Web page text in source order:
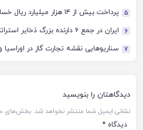
5 پرداخت بیش از ۱۴ هزار میلیارد ریال خسارت خودروهای جنگ
6 ایران در جمع ۶ دارنده بزرگ ذخایر استراتژیک نفت جهان
7 سناریوهایی نقشه تجارت گاز در
دیدگاهتان را بنویسید
نشانی ایمیل شما منتشر نخواهد شد. بخش‌های
دیدگاه *